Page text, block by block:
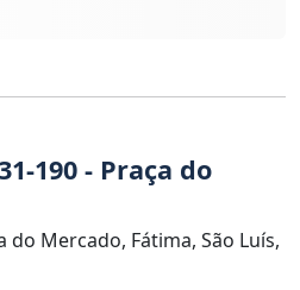
190 - Praça do
do Mercado, Fátima, São Luís,